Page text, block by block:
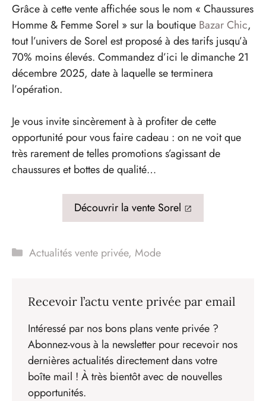
Grâce à cette vente affichée sous le nom « Chaussures
Homme & Femme Sorel » sur la boutique Bazar Chic,
tout l’univers de Sorel est proposé à des tarifs jusqu’à
70% moins élevés. Commandez d’ici le dimanche 21
décembre 2025, date à laquelle se terminera
l’opération.
Je vous invite sincèrement à à profiter de cette
opportunité pour vous faire cadeau : on ne voit que
très rarement de telles promotions s’agissant de
chaussures et bottes de qualité…
Découvrir la vente Sorel
Catégories
Actualités vente privée, Mode
Recevoir l’actu vente privée par email
Intéressé par nos bons plans vente privée ?
Abonnez-vous à la newsletter pour recevoir nos
dernières actualités directement dans votre
boîte mail ! À très bientôt avec de nouvelles
opportunités.